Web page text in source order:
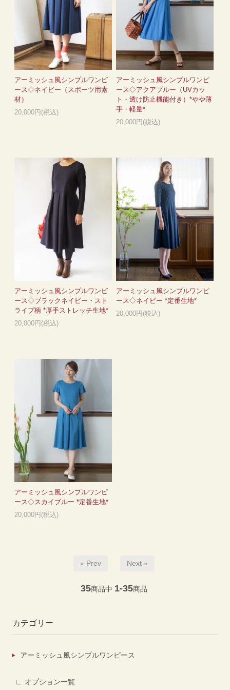
アーミッシュ風シンプルワンピ
ース◇ネイビー（スポーツ用素
材）
20,000円(税込)
アーミッシュ風シンプルワンピ
ース◇アクアブルー（UVカッ
ト・透け防止機能付き）*やや薄
手・軽量*
20,000円(税込)
アーミッシュ風シンプルワンピ
ース◇ブラックネイビー・スト
ライプ柄 *厚手ストレッチ生地*
20,000円(税込)
アーミッシュ風シンプルワンピ
ース◇ネイビー *定番生地*
20,000円(税込)
アーミッシュ風シンプルワンピ
ース◇スカイブルー *定番生地*
20,000円(税込)
« Prev Next »
35商品中 1-35商品
カテゴリー
アーミッシュ風シンプルワンピース
オプション一覧